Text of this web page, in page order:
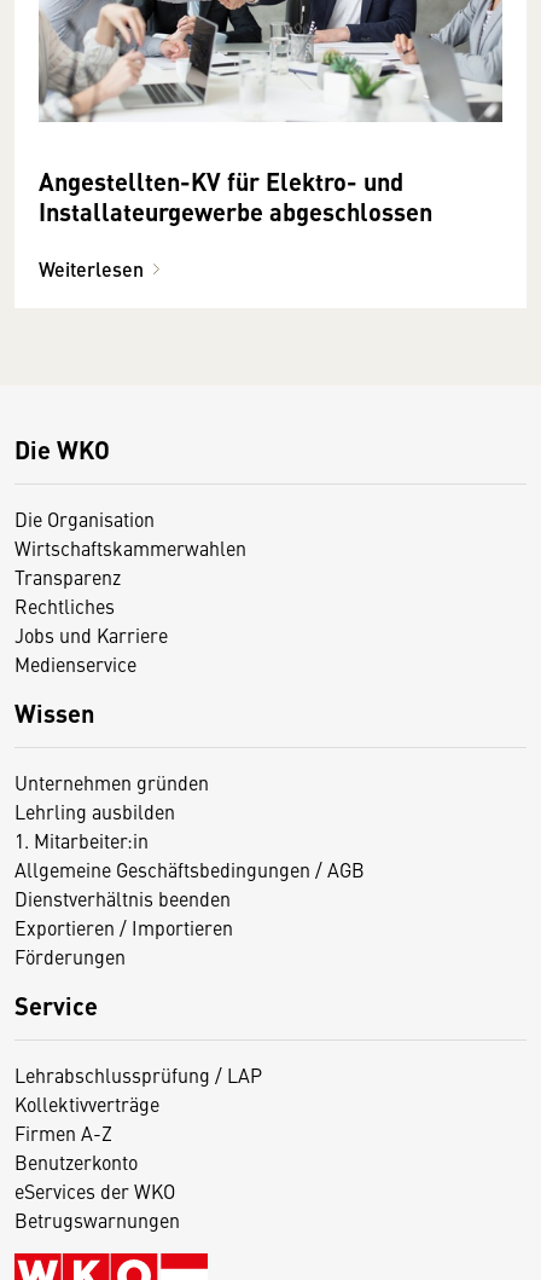
Angestellten-KV für Elektro- und
Installateurgewerbe abgeschlossen
Weiterlesen
Die WKO
Die Organisation
Wirtschaftskammerwahlen
Transparenz
Rechtliches
Jobs und Karriere
Medienservice
Wissen
Unternehmen gründen
Lehrling ausbilden
1. Mitarbeiter:in
Allgemeine Geschäftsbedingungen / AGB
Dienstverhältnis beenden
Exportieren / Importieren
Förderungen
Service
Lehrabschlussprüfung / LAP
Kollektivverträge
Firmen A-Z
Benutzerkonto
eServices der WKO
Betrugswarnungen